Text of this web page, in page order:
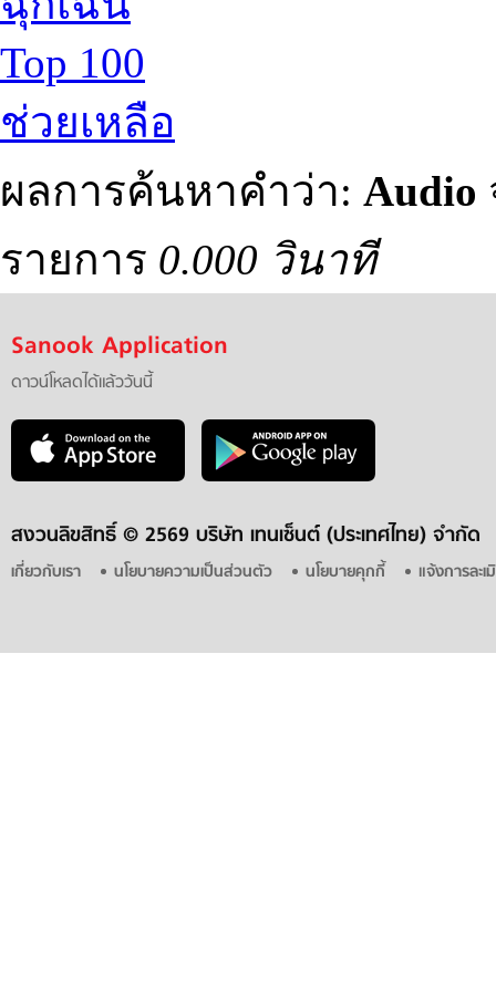
Top 100
ช่วยเหลือ
ผลการค้นหาคำว่า: Audio
รายการ 0.000 วินาที
Sanook Application
ดาวน์โหลดได้แล้ววันนี้
สงวนลิขสิทธิ์ © 2569 บริษัท เทนเซ็นต์ (ประเทศไทย) จำกัด
เกี่ยวกับเรา นโยบายความเป็นส่วนตัว นโยบายคุกกี้ แจ้งการละ